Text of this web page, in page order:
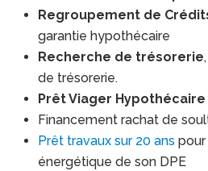
Regroupement de
garantie hypothécaire
Recherche de trésorerie,
de trésorerie.
Prêt Viager Hypothécaire
Financement rachat de
Prêt travaux sur 20 ans
énergétique de son DPE